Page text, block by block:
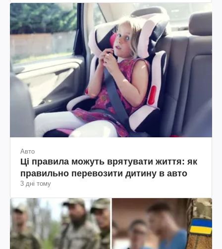
Авто
Ці правила можуть врятувати життя: як
правильно перевозити дитину в авто
3 дні тому